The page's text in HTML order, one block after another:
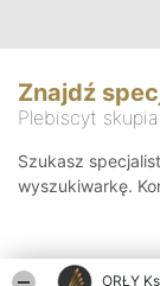
ORŁY
Znajdź
Plebiscyt
Szukasz
wyszukiwarkę.